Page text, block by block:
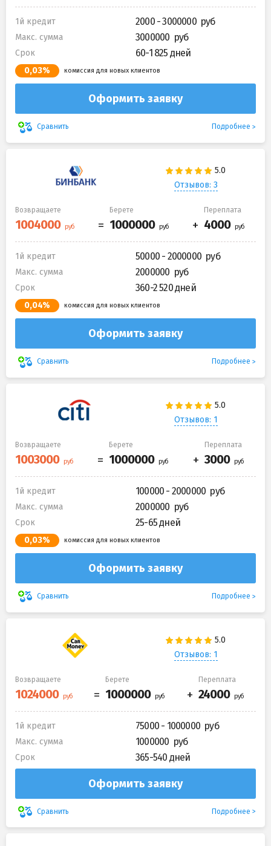
1й кредит 2000 - 3000000
Макс. сумма 3000000
Срок 60-1 825 дней
0,03% комиссия для новых клиентов
Оформить заявку
Сравнить Подробнее
Отзывов: 3
Возвращаете Берете Переплата
1й кредит 50000 - 2000000
Макс. сумма 2000000
Срок 360-2 520 дней
0,04% комиссия для новых клиентов
Оформить заявку
Сравнить Подробнее
Отзывов: 1
Возвращаете Берете Переплата
1й кредит 100000 - 2000000
Макс. сумма 2000000
Срок 25-65 дней
0,03% комиссия для новых клиентов
Оформить заявку
Сравнить Подробнее
Отзывов: 1
Возвращаете Берете Переплата
1й кредит 75000 - 1000000
Макс. сумма 1000000
Срок 365-540 дней
Оформить заявку
Сравнить Подробнее